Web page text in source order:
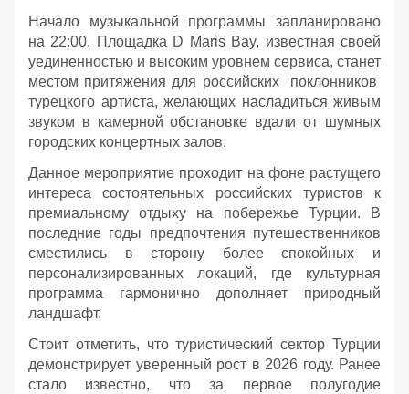
Начало музыкальной программы запланировано
на 22:00. Площадка D Maris Bay, известная своей
уединенностью и высоким уровнем сервиса, станет
местом притяжения для российских поклонников
турецкого артиста, желающих насладиться живым
звуком в камерной обстановке вдали от шумных
городских концертных залов.
Данное мероприятие проходит на фоне растущего
интереса состоятельных российских туристов к
премиальному отдыху на побережье Турции. В
последние годы предпочтения путешественников
сместились в сторону более спокойных и
персонализированных локаций, где культурная
программа гармонично дополняет природный
ландшафт.
Стоит отметить, что туристический сектор Турции
демонстрирует уверенный рост в 2026 году. Ранее
стало известно, что за первое полугодие